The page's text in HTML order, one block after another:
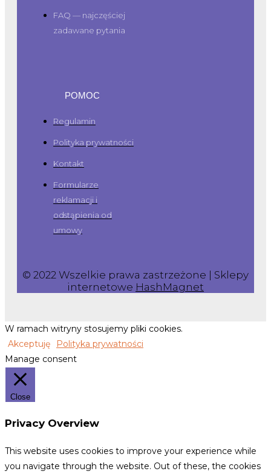
FAQ — najczęściej
zadawane pytania
POMOC
Regulamin
Polityka prywatności
Kontakt
Formularze
reklamacji i
odstąpienia od
umowy
© 2022 Wszelkie prawa zastrzeżone | Sklepy
internetowe HashMagnet
W ramach witryny stosujemy pliki cookies.
Akceptuję
Polityka prywatności
Manage consent
Close
Privacy Overview
This website uses cookies to improve your experience while
you navigate through the website. Out of these, the cookies